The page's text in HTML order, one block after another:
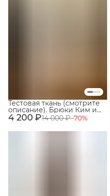
4 200 ₽14 000 ₽−70%
Тестовая ткань (смотрите
описание). Брюки Ким из
хлопка и льна. Цвет
бежевый. Размер 46. №52